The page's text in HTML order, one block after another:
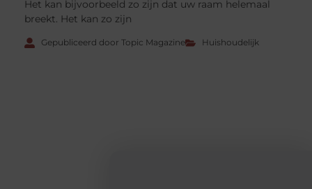
Het kan bijvoorbeeld zo zijn dat uw raam helemaal
breekt. Het kan zo zijn
Gepubliceerd door Topic Magazine Huishoudelijk